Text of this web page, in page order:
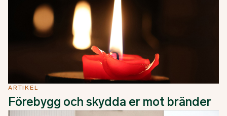
ARTIKEL
Förebygg och skydda er mot bränder